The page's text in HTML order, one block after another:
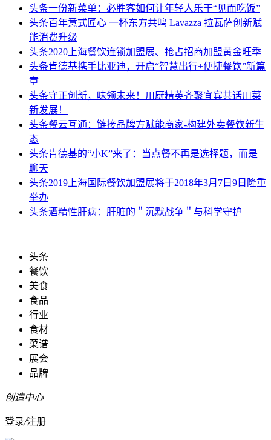
头条一份新菜单：必胜客如何让年轻人乐于“见面吃饭”
头条百年意式匠心 一杯东方共鸣 Lavazza 拉瓦萨创新赋
能消费升级
头条2020上海餐饮连锁加盟展、抢占招商加盟黄金旺季
头条肯德基携手比亚迪，开启“智慧出行+便捷餐饮”新篇
章
头条守正创新，味领未来！川厨精英齐聚宜宾共话川菜
新发展！
头条餐云互通：链接品牌方赋能商家-构建外卖餐饮新生
态
头条肯德基的“小K”来了：当点餐不再是选择题，而是
聊天
头条2019上海国际餐饮加盟展将于2018年3月7日9日隆重
举办
头条酒精性肝病：肝脏的＂沉默战争＂与科学守护
头条
餐饮
美食
食品
行业
食材
菜谱
展会
品牌
创造中心
登录/注册